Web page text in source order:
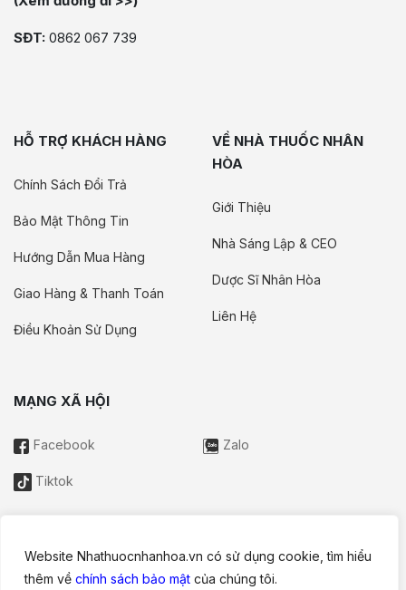
Website Nhathuocnhanhoa.vn có sử dụng cookie, tìm hiểu
thêm về chính sách bảo mật của chúng tôi.
SĐT: 0862 067 739
HỖ TRỢ KHÁCH HÀNG
Chính Sách Đổi Trả
Bảo Mật Thông Tin
Hướng Dẫn Mua Hàng
Giao Hàng & Thanh Toán
Điều Khoản Sử Dụng
VỀ NHÀ THUỐC NHÂN
HÒA
Giới Thiệu
Nhà Sáng Lập & CEO
Dược Sĩ Nhân Hòa
Liên Hệ
MẠNG XÃ HỘI
Facebook Zalo
Tiktok
Thông tin trên website này chỉ mang tính chất nội bộ tham khảo;